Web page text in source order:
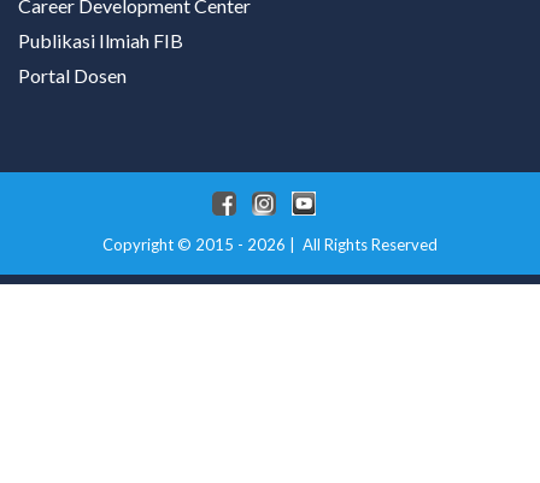
Career Development Center
Publikasi Ilmiah FIB
Portal Dosen
Copyright © 2015 - 2026 | All Rights Reserved